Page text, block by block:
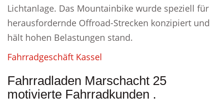
Lichtanlage. Das Mountainbike wurde speziell für
herausfordernde Offroad-Strecken konzipiert und
hält hohen Belastungen stand.
Fahrradgeschäft Kassel
Fahrradladen Marschacht 25
motivierte Fahrradkunden .